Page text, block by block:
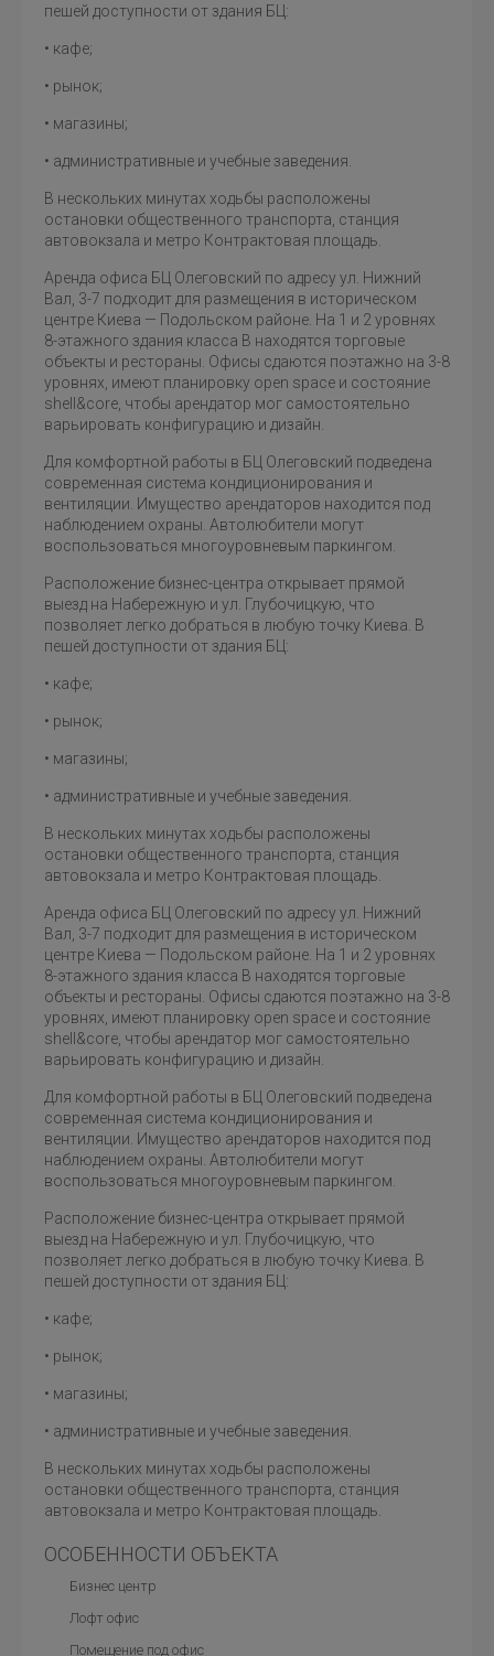
пешей доступности от здания БЦ:
• кафе;
• рынок;
• магазины;
• административные и учебные заведения.
В нескольких минутах ходьбы расположены
остановки общественного транспорта, станция
автовокзала и метро Контрактовая площадь.
Аренда офиса БЦ Олеговский по адресу ул. Нижний
Вал, 3-7 подходит для размещения в историческом
центре Киева — Подольском районе. На 1 и 2 уровнях
8-этажного здания класса B находятся торговые
объекты и рестораны. Офисы сдаются поэтажно на 3-8
уровнях, имеют планировку open space и состояние
shell&core, чтобы арендатор мог самостоятельно
варьировать конфигурацию и дизайн.
Для комфортной работы в БЦ Олеговский подведена
современная система кондиционирования и
вентиляции. Имущество арендаторов находится под
наблюдением охраны. Автолюбители могут
воспользоваться многоуровневым паркингом.
Расположение бизнес-центра открывает прямой
выезд на Набережную и ул. Глубочицкую, что
позволяет легко добраться в любую точку Киева. В
пешей доступности от здания БЦ:
• кафе;
• рынок;
• магазины;
• административные и учебные заведения.
В нескольких минутах ходьбы расположены
остановки общественного транспорта, станция
автовокзала и метро Контрактовая площадь.
Аренда офиса БЦ Олеговский по адресу ул. Нижний
Вал, 3-7 подходит для размещения в историческом
центре Киева — Подольском районе. На 1 и 2 уровнях
8-этажного здания класса B находятся торговые
объекты и рестораны. Офисы сдаются поэтажно на 3-8
уровнях, имеют планировку open space и состояние
shell&core, чтобы арендатор мог самостоятельно
варьировать конфигурацию и дизайн.
Для комфортной работы в БЦ Олеговский подведена
современная система кондиционирования и
вентиляции. Имущество арендаторов находится под
наблюдением охраны. Автолюбители могут
воспользоваться многоуровневым паркингом.
Расположение бизнес-центра открывает прямой
выезд на Набережную и ул. Глубочицкую, что
позволяет легко добраться в любую точку Киева. В
пешей доступности от здания БЦ:
• кафе;
• рынок;
• магазины;
• административные и учебные заведения.
В нескольких минутах ходьбы расположены
остановки общественного транспорта, станция
автовокзала и метро Контрактовая площадь.
ОСОБЕННОСТИ ОБЪЕКТА
Бизнес центр
Лофт офис
Помещение под офис